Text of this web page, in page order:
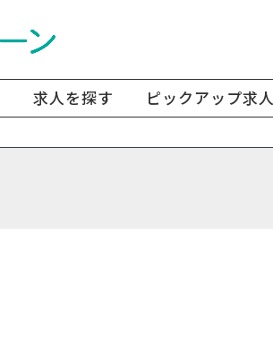
求人を探す ピックアップ求人